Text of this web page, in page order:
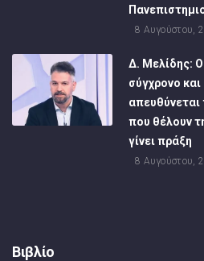
8 Αυγούστου,
Δ. Μελίδης:
σύγχρονο
απευθύνεται
που θέλουν
γίνει πράξη
8 Αυγούστου,
Βιβλίο